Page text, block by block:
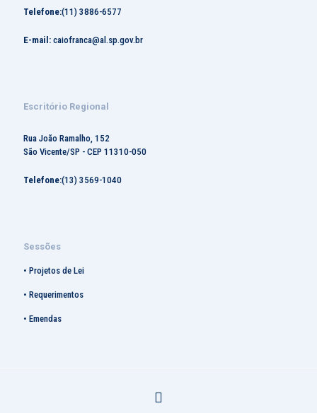
Telefone:(11) 3886-6577
E-mail: caiofranca@al.sp.gov.br
Escritório Regional
Rua João Ramalho, 152
São Vicente/SP - CEP 11310-050
Telefone:(13) 3569-1040
Sessões
• Projetos de Lei
• Requerimentos
• Emendas